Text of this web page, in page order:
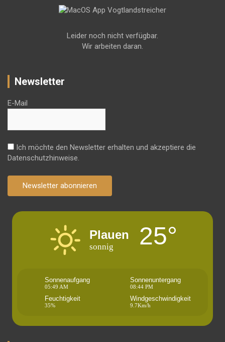
Leider noch nicht verfügbar.
Wir arbeiten daran.
Newsletter
E-Mail
Ich möchte den Newsletter erhalten und akzeptiere die
Datenschutzhinweise.
Newsletter abonnieren
Plauen
sonnig 25°
Sonnenaufgang
05:49 AM
Sonnenuntergang
08:44 PM
Feuchtigkeit
35%
Windgeschwindigkeit
9.7Km/h